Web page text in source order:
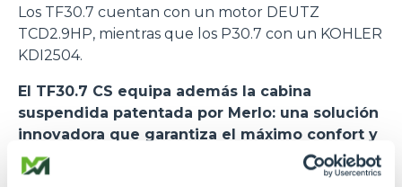
Los TF30.7 cuentan con un motor DEUTZ
TCD2.9HP, mientras que los P30.7 con un KOHLER
KDI2504.
El TF30.7 CS equipa además la cabina
suspendida patentada por Merlo: una solución
innovadora que garantiza el máximo confort y
seguridad.
De hecho, el sistema de baja
frecuencia de las oscilaciones permite una